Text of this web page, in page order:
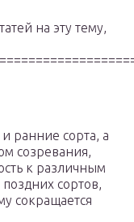
на эту тему,
ранние сорта, а
созревания,
к различным
сортов,
сокращается